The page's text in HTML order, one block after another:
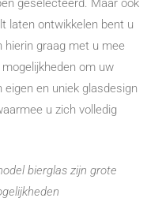
laten ontwikkelen bent u
hierin graag met u mee
om uw
en uniek glasdesign
u zich volledig
bierglas zijn grote